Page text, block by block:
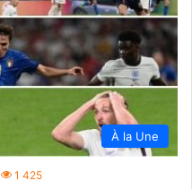
À la Une
1 425